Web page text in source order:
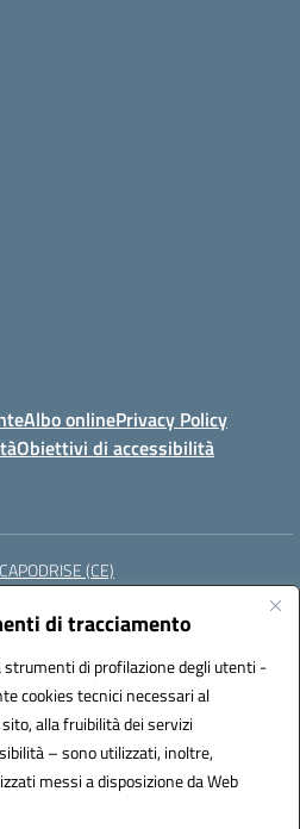
di tracciamento
di profilazione degli utenti -
cookies tecnici necessari al
alla fruibilità dei servizi
– sono utilizzati, inoltre,
messi a disposizione da Web
Albo onlinePrivacy Policy
Obiettivi di accessibilità
(CE)
CEIC83000V@pec.istruzione.it
(IPA): istsc_ceic83000v
UFO76N